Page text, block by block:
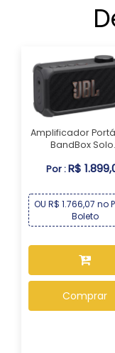
Amplificador
BandBox
Por :R$
OU R$ 1.766,07 no
Boleto
Comprar